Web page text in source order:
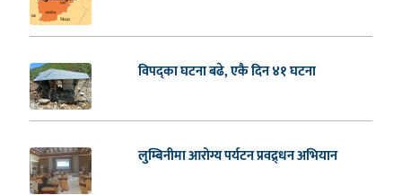
विपद्का घटना बढे, एकै दिन ४१ घटना
लुम्बिनीमा आरोग्य पर्यटन प्रवद्र्धन अभियान